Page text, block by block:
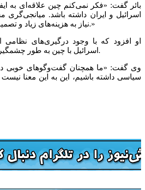
بائر گفت: «فکر نمی‌کنم چین علاقه‌ای به
اسرائیل و ایران داشته باشد.
نیاز به هزینه‌های زیاد و تصمیم‌گیری‌های دشوار دارد.»
اسرائیل با چین به طور چشمگیری تضعیف نشده است.
وی گفت: «ما همچنان گفت‌وگوهای خوبی
سیاسی داشته باشیم، این به این معنا